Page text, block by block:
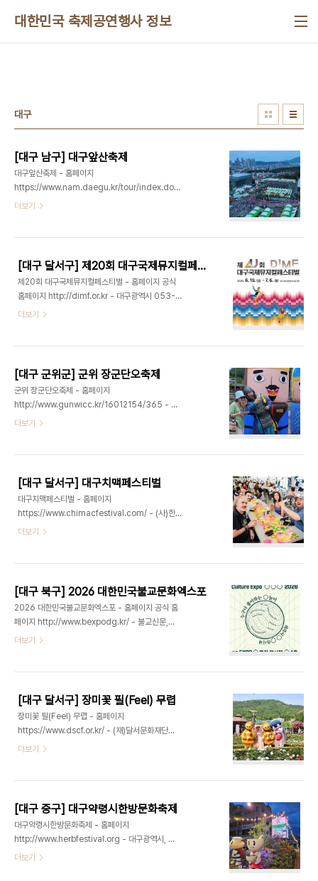
대한민국 축제공연행사 정보
대구
[대구 남구] 대구앞산축제
대구앞산축제 - 홈페이지
https://www.nam.daegu.kr/tour/index.do?
menu_id=00001554 - 대구광역시 남구청
쳐지는 대구 남구 대표축제이다. 올해는 특별히 7월
에 개최되어 시원한 물대포와 함께 즐기는 다양한 쿨
챌린지 워터게임, 온가족이 함께하는 신나는 물총놀
이를 즐길 수 있다. 또한 ‘도심 속 즐기는 여름 휴가’
콘셉트에 따라 특이한 선글라스나 화려한 알로하 셔
드레스 코드 이벤트, 앞산 축제장 곳곳에 숨어있는
어 이..
더보기
[대구 달서구] 제20회 대구국제뮤지컬페스티벌
제20회 대구국제뮤지컬페스티벌 - 홈페이지 공식
홈페이지 http://dimf.or.kr - 대구광역시 053-
422-1945 - 주소 대구광역시 달서구 공원순환로
않은 해외 뮤지컬을 포함한 다채로운 국내외 뮤지컬
을 소개하는 공식 초청작, 창작지원 사업으로 발굴된
창작 뮤지컬의 초연 무대를 선보이는 창작지원작 등
을 통해 전 세계에 K-뮤지컬을 널리 알리는 글로벌
아트 마켓의 역할을 하고 있다. 또한, 대학생들이 준
년들 대상으로 진행하는 뮤지컬 오디션 프로그램인
더보기
[대구 군위군] 군위 장군단오축제
군위 장군단오축제 - 홈페이지
http://www.gunwicc.kr/16012154/365 - 군
위문화원 054-383-2003 - 주소 대구광역시 군
사적 배경을 지닌 대구광역시 군위군 효령면 장군리
에서 개최되는 전통 민속 축제이다. 고대 명절인 수릿
날(단오절)을 맞아 장군리 고지바위권역 다목적센터
일원에서 개최되며, 장군리만의 웅장한 역사적 스토
리텔링과 단오의 세시풍속이 결합된 군위만의 독특
제공연인 '위풍당당 장군전'을 비롯하여 전통 줄타기
선 터뜨리기, 모..
더보기
[대구 달서구] 대구치맥페스티벌
대구치맥페스티벌 - 홈페이지
https://www.chimacfestival.com/ - (사)한국
치맥산업협회 053-248-9998 - 주소 대구광역
페스티벌은 대구를 대표하는 여름 문화관광축제로,
2026년 대한민국 로컬100 선정 및 예비 글로벌 축
제로 선정되었다. ‘치킨’과 ‘맥주’를 결합한 국내 최대
규모의 식음 축제이다. 2013년 처음 개최된 이후 지
속 성장과 더불어 관람객 100만명을 유치하며, 지역
에도 크게 기여해왔다. 단순한 식음 축제를 넘어 공
더보기
[대구 북구] 2026 대한민국불교문화엑스포
2026 대한민국불교문화엑스포 - 홈페이지 공식 홈
페이지 http://www.bexpodg.kr/ - 불교신문,
BBS불교방송 02-2231-2013 - 주소 대구광역시
를 중심으로 한 예술산업 활성화를 하는 대표 MICE
산업이다.대구, 경북의 불교자원 및 문화예술을 중심
으로 국내 전통문화 및 예술의 진흥, 대구경북의 불교
문화관광자원을 지속가능 관광 콘텐츠로 개발, 지역
경제 활성화에 기여하고 대구경북 시민들의 문화 예
문화엑스포에서는 몸과 마음을 돌보는 한국의 사찰
..
더보기
[대구 달서구] 장미꽃 필(Feel) 무렵
장미꽃 필(Feel) 무렵 - 홈페이지
https://www.dscf.or.kr/ - (재)달서문화재단
053-584-9712 - 주소 대구광역시 달서구 이곡
4천여 그루의 장미가 만개한 정원 속에서 예술, 체
험, 참여 프로그램이 어우러진 이색적인 문화축제가
펼쳐진다. 이번 축제는 ‘판타지 인 달서’ 시즌 4로, 장
미가 지닌 사랑과 아름다움의 상징성을 바탕으로 ‘장
미왕국의 하루’를 테마로 구성된다. 따스한 5월의 햇
더보기
[대구 중구] 대구약령시한방문화축제
대구약령시한방문화축제 - 홈페이지
http://www.herbfestival.org - 대구광역시, 대
구광역시 중구 053-254-1658 - 주소 대구광역
더보기